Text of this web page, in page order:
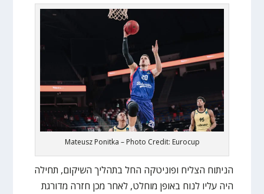
Mateusz Ponitka – Photo Credit: Eurocup
הניתוח הצליח ופוניטקה החל בתהליך השיקום, תחילה
היה עליו לנוח באופן מוחלט, לאחר מכן חזרה מדורגת